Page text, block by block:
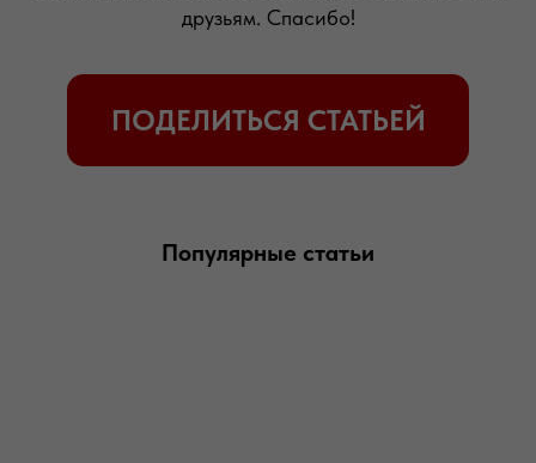
друзьям. Спасибо!
Популярные статьи